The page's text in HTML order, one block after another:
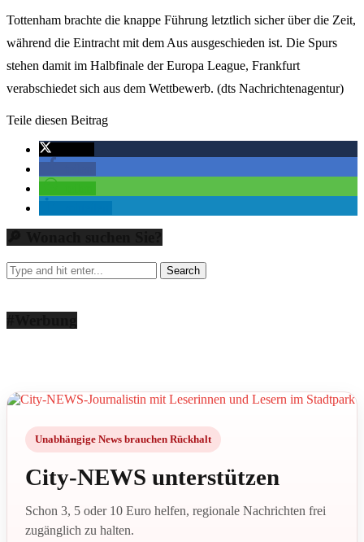
Tottenham brachte die knappe Führung letztlich sicher über die Zeit,
während die Eintracht mit dem Aus ausgeschieden ist. Die Spurs
stehen damit im Halbfinale der Europa League, Frankfurt
verabschiedet sich aus dem Wettbewerb. (dts Nachrichtenagentur)
Teile diesen Beitrag
Unabhängige News brauchen Rückhalt
City-NEWS unterstützen
Schon 3, 5 oder 10 Euro helfen, regionale Nachrichten frei
zugänglich zu halten.